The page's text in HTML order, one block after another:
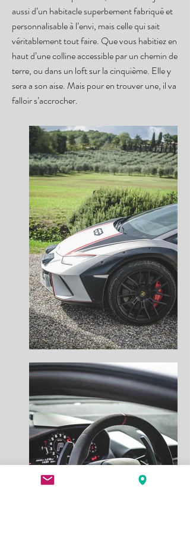
aussi d’un habitacle superbement fabriqué et
personnalisable à l’envi, mais celle qui sait
véritablement tout faire. Que vous habitiez en
haut d’une colline accessible par un chemin de
terre, ou dans un loft sur la cinquième. Elle y
sera a son aise. Mais pour en trouver une, il va
falloir s’accrocher.